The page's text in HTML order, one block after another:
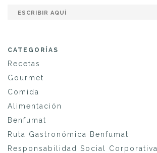
CATEGORÍAS
Recetas
Gourmet
Comida
Alimentación
Benfumat
Ruta Gastronómica Benfumat
Responsabilidad Social Corporativa